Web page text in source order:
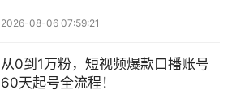
2026-08-06 07:59:21
从0到1万粉，短视频爆款口播账号
60天起号全流程！